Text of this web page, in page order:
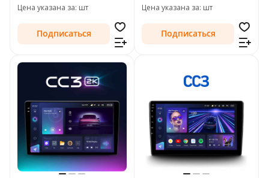
Цена указана за: шт
Подписаться
Цена указана за: шт
Подписаться